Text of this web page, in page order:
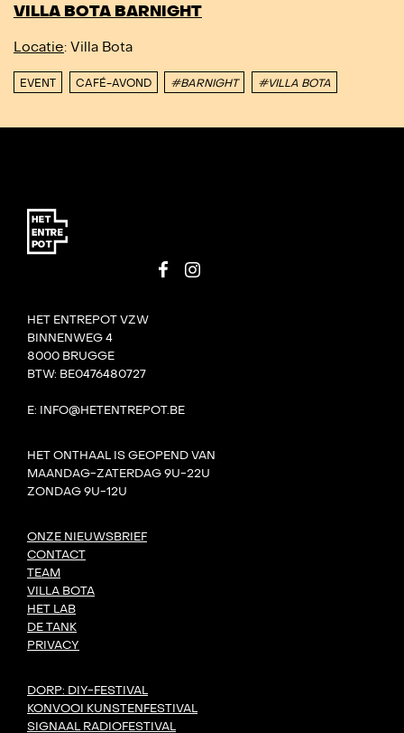
VILLA BOTA BARNIGHT
Locatie: Villa Bota
EVENT CAFÉ-AVOND #BARNIGHT #VILLA BOTA
HET ENTREPOT VZW
BINNENWEG 4
8000 BRUGGE
BTW: BE0476480727
E: INFO@HETENTREPOT.BE
HET ONTHAAL IS GEOPEND VAN
MAANDAG-ZATERDAG 9U-22U
ZONDAG 9U-12U
ONZE NIEUWSBRIEF
CONTACT
TEAM
VILLA BOTA
HET LAB
DE TANK
PRIVACY
DORP: DIY-FESTIVAL
KONVOOI KUNSTENFESTIVAL
SIGNAAL RADIOFESTIVAL